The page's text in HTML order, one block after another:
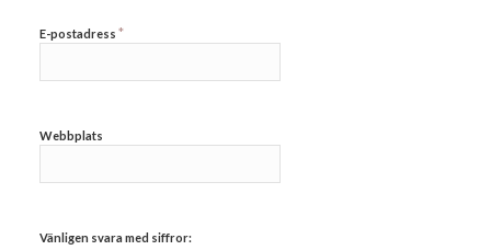
E-postadress *
Webbplats
Vänligen svara med siffror: